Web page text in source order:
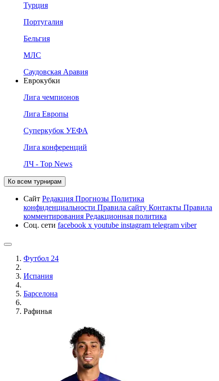
Турция
Португалия
Бельгия
МЛС
Саудовская Аравия
Еврокубки
Лига чемпионов
Лига Европы
Суперкубок УЕФА
Лига конференций
ЛЧ - Top News
Ко всем турнирам
Сайт Редакция Прогнозы Политика
конфиденциальности Правила сайту Контакты Правила
комментирования Редакционная политика
Соц. сети facebook x youtube instagram telegram viber
Футбол 24
Испания
Барселона
Рафинья